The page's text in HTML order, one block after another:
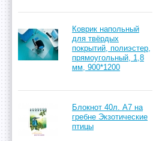
Коврик напольный
для твёрдых
покрытий, полиэстер,
прямоугольный, 1,8
мм, 900*1200
Блокнот 40л. А7 на
гребне Экзотические
птицы